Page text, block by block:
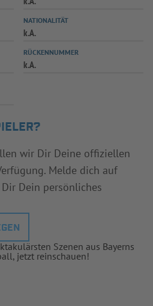
SPIELPLUS
NATIONALITÄT
k.A.
RÜCKENNUMMER
k.A.
wir Dir Deine offiziellen
Melde dich auf
Dein persönliches
Szenen aus Bayerns
jetzt reinschauen!